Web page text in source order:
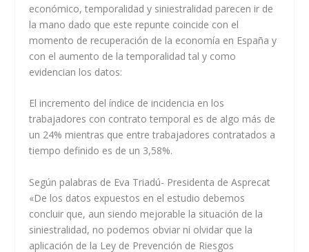
económico, temporalidad y siniestralidad parecen ir de
la mano dado que este repunte coincide con el
momento de recuperación de la economía en España y
con el aumento de la temporalidad tal y como
evidencian los datos:
El incremento del índice de incidencia en los
trabajadores con contrato temporal es de algo más de
un 24% mientras que entre trabajadores contratados a
tiempo definido es de un 3,58%.
Según palabras de Eva Triadú- Presidenta de Asprecat
«De los datos expuestos en el estudio debemos
concluir que, aun siendo mejorable la situación de la
siniestralidad, no podemos obviar ni olvidar que la
aplicación de la Ley de Prevención de Riesgos